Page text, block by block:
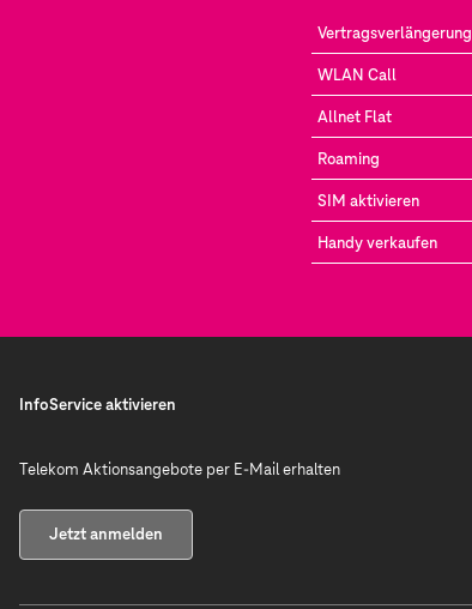
Vertragsverlängerung
WLAN Call
Allnet Flat
Roaming
SIM aktivieren
Handy verkaufen
InfoService aktivieren
Telekom Aktionsangebote per E-Mail erhalten
Jetzt anmelden